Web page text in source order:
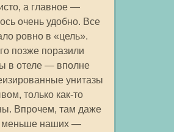
а главное —
очень удобно. Все
ровно в «цель».
позже поразили
в отеле — вполне
унитазы
только как-то
Впрочем, там даже
меньше наших —